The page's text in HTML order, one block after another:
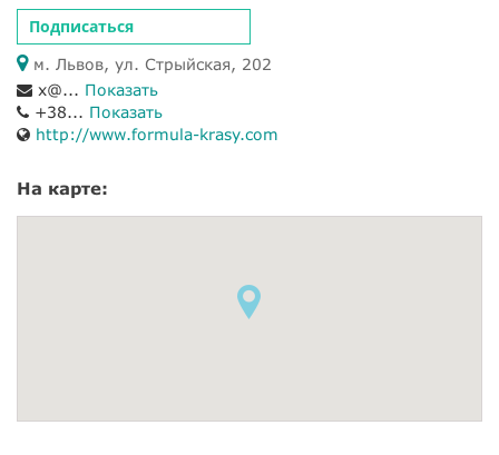
Подписаться
м. Львов, ул. Стрыйская, 202
x@... Показать
+38... Показать
http://www.formula-krasy.com
На карте: